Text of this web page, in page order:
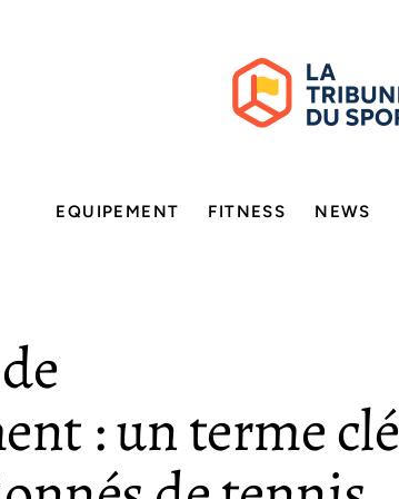
EQUIPEMENT FITNESS NEWS
: un terme clé